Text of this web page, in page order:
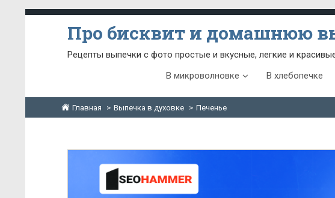
Про бисквит и домашнюю
Рецепты выпечки с фото простые и вкусные, легкие и
В микроволновке
В хлебопечке
Главная Выпечка в духовке Печенье